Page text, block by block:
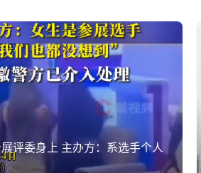
办方：系选手个人